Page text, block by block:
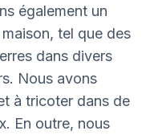
également un
tel que des
dans divers
Nous avons
à tricoter dans de
En outre, nous